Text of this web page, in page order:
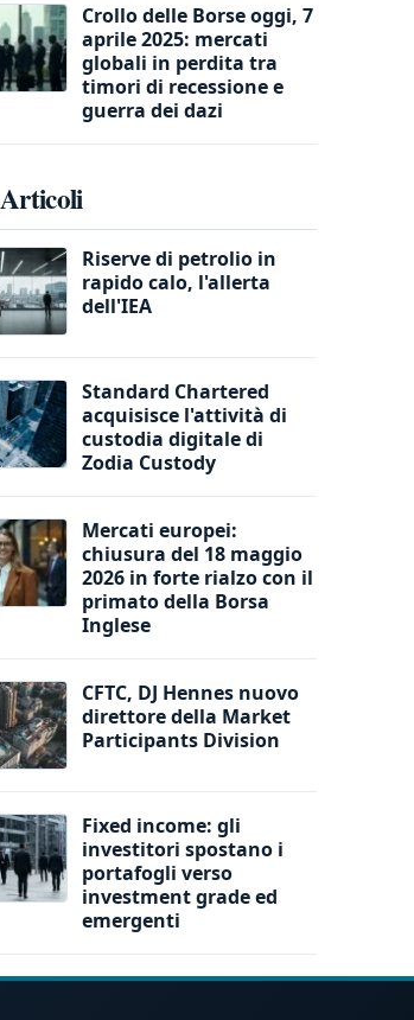
Crollo delle Borse oggi, 7
aprile 2025: mercati
globali in perdita tra
timori di recessione e
guerra dei dazi
Riserve di petrolio in
rapido calo, l'allerta
dell'IEA
Standard Chartered
acquisisce l'attività di
custodia digitale di
Zodia Custody
Mercati europei:
chiusura del 18 maggio
2026 in forte rialzo con il
primato della Borsa
Inglese
CFTC, DJ Hennes nuovo
direttore della Market
Participants Division
Fixed income: gli
investitori spostano i
portafogli verso
investment grade ed
emergenti